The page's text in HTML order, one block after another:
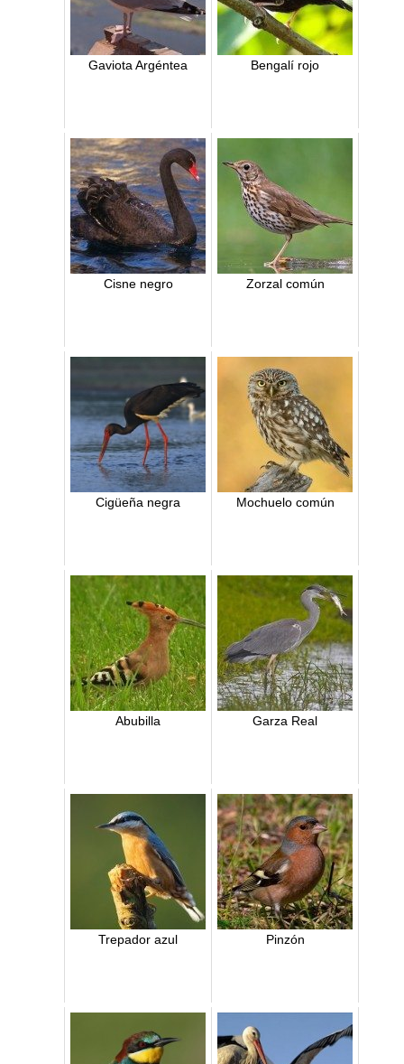
Gaviota Argéntea Bengalí rojo
Cisne negro Zorzal común
Cigüeña negra Mochuelo común
Abubilla Garza Real
Trepador azul Pinzón